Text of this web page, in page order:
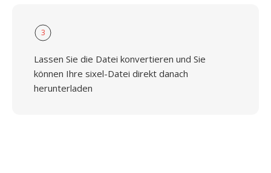
3
Lassen Sie die Datei konvertieren und Sie
können Ihre sixel-Datei direkt danach
herunterladen